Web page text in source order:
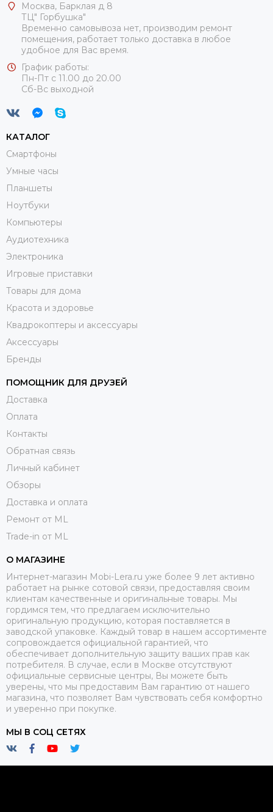
Москва, Барклая д 8
ТЦ" Горбушка"
Временно самовывоза нет, производим ремонт
помещения, работает только доставка в любое
удобное для Вас время.
График работы:
Пн-Пт с 11.00 до 20.00
Сб-Вс выходной
КАТАЛОГ
Смартфоны
Умные часы
Планшеты
Ноутбуки
Компьютеры
Аудиотехника
Электроника
Игровые приставки
Товары для дома
Красота и здоровье
Квадрокоптеры и аксессуары
Аксессуары
Бренды
ПОМОЩНИК ДЛЯ ДРУЗЕЙ
Доставка
Оплата
Контакты
Обратная связь
Личный кабинет
Обзоры
Доставка и оплата
Ремонт от ML
Trade-in от ML
О МАГАЗИНЕ
Интернет-магазин Mobi-Lera.ru уже более 9 лет активно
работает на рынке сотовой связи, предоставляя своим
клиентам качественные и оригинальные товары. Мы
гордимся тем, что предлагаем исключительно
оригинальную продукцию, которая поставляется в
заводской упаковке. Каждый товар в нашем ассортименте
сопровождается официальной гарантией, что
обеспечивает дополнительную защиту ваших прав как
потребителя. В случае, если в Москве отсутствуют
официальные сервисные центры, Вы можете быть
уверены, что мы предоставим Вам гарантию от нашего
магазина, что позволяет Вам чувствовать себя комфортно
и уверенно при покупке.
МЫ В СОЦ СЕТЯХ